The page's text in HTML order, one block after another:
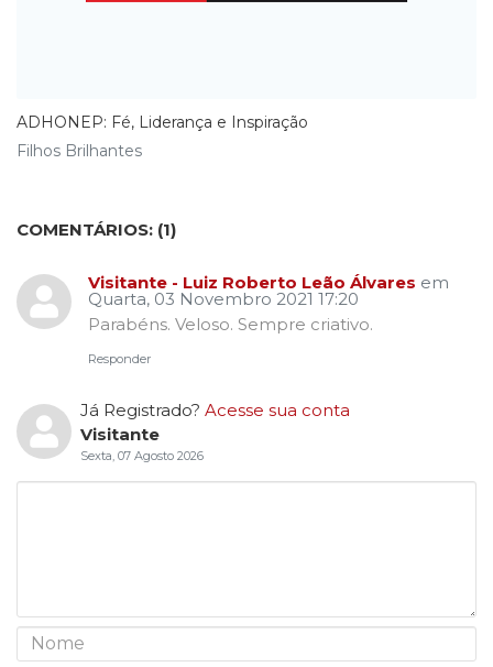
ADHONEP: Fé, Liderança e Inspiração
Filhos Brilhantes
COMENTÁRIOS: 1
Visitante - Luiz Roberto Leão Álvares em
Quarta, 03 Novembro 2021 17:20
Parabéns. Veloso. Sempre criativo.
Responder
Já Registrado? Acesse sua conta
Visitante
Sexta, 07 Agosto 2026